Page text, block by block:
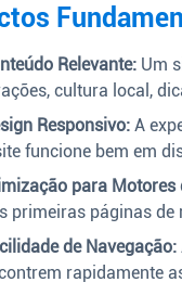
Relevante: Um
cultura local,
Responsivo: A
funcione bem em
para Motores
primeiras páginas
de Navegação:
rapidamente